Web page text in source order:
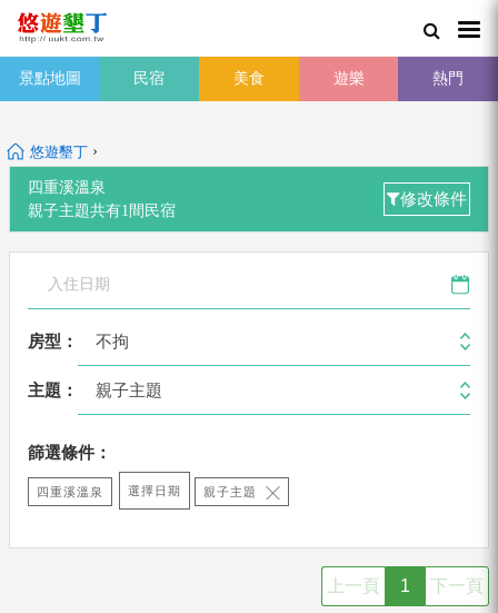
景點地圖 民宿 美食 遊樂 熱門
悠遊墾丁 ›
四重溪溫泉
親子主題共有1 間 民宿
修改條件
房型： 不拘
主題： 親子主題
篩選條件：
四重溪溫泉 選擇日期 親子主題
上一頁 1 下一頁